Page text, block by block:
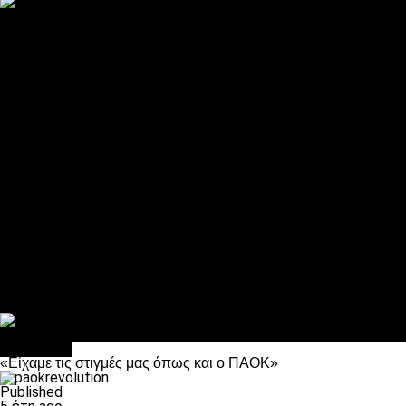
«Είχαμε τις στιγμές μας όπως και ο ΠΑΟΚ»
Published